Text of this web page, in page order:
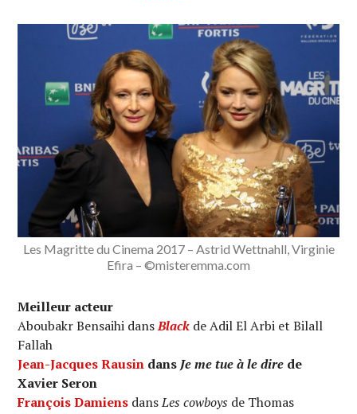
Les Magritte du Cinema 2017 – Astrid Wettnahll, Virginie
Efira – ©misteremma.com
Meilleur acteur
Aboubakr Bensaihi dansBlack de Adil El Arbi et Bilall
Fallah
Jean-Jacques Rausin dans Je me tue à le dire de
Xavier Seron
François Damiens dansLes cowboys de Thomas